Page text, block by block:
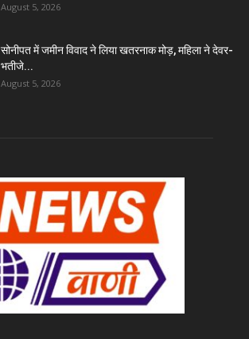
August 5, 2026
सोनीपत में जमीन विवाद ने लिया खतरनाक मोड़, महिला ने देवर-
भतीजे...
August 5, 2026